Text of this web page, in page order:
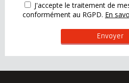
J'accepte le traitement de
conformément au RGPD. En